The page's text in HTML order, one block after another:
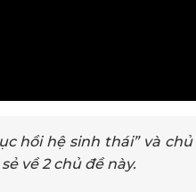
hồi hệ sinh thái” và
về 2 chủ đề này.